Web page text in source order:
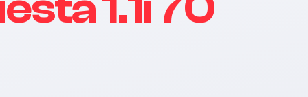
228 Nm